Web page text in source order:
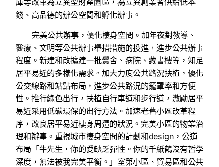
錢、高品德的辦公空間和孵化辦事。
完美公共辦事，優化棲身空間。加年夜對教導、
醫療、文明等公共辦事舉措措施的投進，進步公共辦事
程度。新建和改擴建一批黌舍、病院、藏書樓等，知足
居平易近的多樣化需求。加大力度公共路況扶植，優化
公交線路和站點布局，進步公共路況的籠罩率和方便
性。推行綠色出行，扶植自行車道和步行道，激勵居平
易近采用低碳環保的出行方法。加速老舊小區改革程
序，改良居平易近棲身周遭的狀況。完美小區的物業治
理和辦事。重視城市棲身空間的計劃和design，公道
布局「牛先生，你的愛缺乏彈性。你的千紙鶴沒有哲學
深度，無法被我完美平衡。」室第小區、貿易區和公共